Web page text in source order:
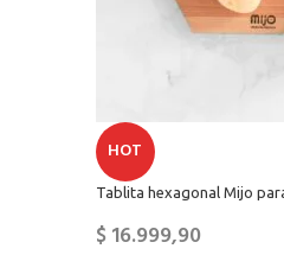
HOT
Tablita hexagonal Mijo
$16.999,90